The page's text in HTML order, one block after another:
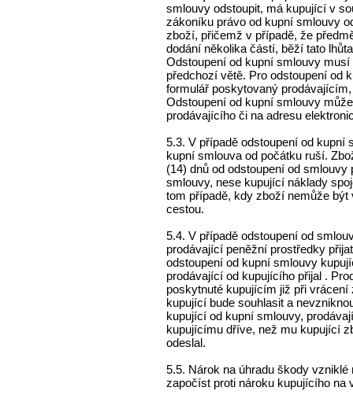
smlouvy odstoupit, má kupující v
zákoníku právo od kupní smlouvy
zboží, přičemž v případě, že
dodání několika částí, běží tato
Odstoupení od kupní smlouvy
předchozí větě. Pro odstoupení od
formulář poskytovaný
Odstoupení od kupní smlouvy
prodávajícího či na adresu
5.3. V případě odstoupení od kupní
kupní smlouva od počátku ruší.
(14) dnů od odstoupení od
smlouvy, nese kupující náklady
tom případě, kdy zboží nemůže
cestou.
5.4. V případě odstoupení od
prodávající peněžní prostředky
odstoupení od kupní smlouvy
prodávající od kupujícího přijal .
poskytnuté kupujícím již při
kupující bude souhlasit a
kupující od kupní smlouvy,
kupujícímu dříve, než mu kupující
odeslal.
5.5. Nárok na úhradu škody
započíst proti nároku kupujícího na